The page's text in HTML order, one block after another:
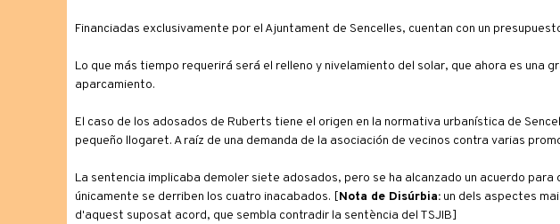
Financiadas exclusivamente por el Ajuntament de Sencelles, cuentan con un
Lo que más tiempo requerirá será el relleno y nivelamiento del solar, que ahora es una
aparcamiento.
El caso de los adosados de Ruberts tiene el origen en la normativa urbanística de
pequeño llogaret. A raíz de una demanda de la asociación de vecinos contra varias
La sentencia implicaba demoler siete adosados, pero se ha alcanzado un acuerdo
únicamente se derriben los cuatro inacabados. [Nota de Disúrbia:un dels aspectes
d'aquest suposat acord, que sembla contradir la sentència del TSJIB]